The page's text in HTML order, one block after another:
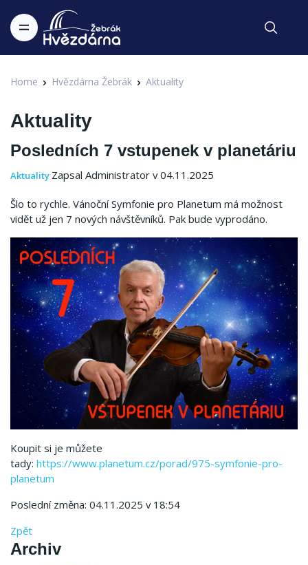
Home Hvězdárna Žebrák Aktuality
Aktuality
Posledních 7 vstupenek v planetáriu
Aktuality Zapsal Administrator v 04.11.2025
Šlo to rychle. Vánoční Symfonie pro Planetum má možnost
vidět už jen 7 nových návštěvníků. Pak bude vyprodáno.
Koupit si je můžete
tady: https://www.planetum.cz/porad/975-symfonie-pro-
planetum
Poslední změna: 04.11.2025 v 18:54
Zpět
Archiv